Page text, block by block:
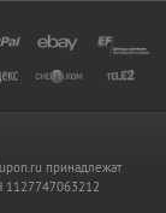
принадлежат
1127747063212